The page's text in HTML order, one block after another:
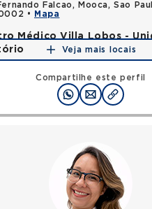
Compartilhe este perfil
Falcao, Mooca, Sao
•
Mapa
Médico Villa Lobos -
Oratorio, Mooca, Sao Paulo,
Veja mais locais